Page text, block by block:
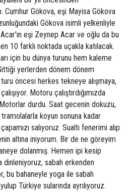
Cumhur Gökova, eşi Mayisa Gökova
Gökova isimli yelkenliyle
eşi Zeynep Acar ve oğlu da bu
10 farklı noktada uçakla katılacak.
için bu dünya turunu hem kaleme
yerlerden dönem dönem
öncesi herkes tekneye alışmaya,
Motoru çalıştırdığımızda
durdu. Saat gecenin dokuzu,
koyun sonuna kadar
salıyoruz. Sualtı fenerimi alıp
altına iniyorum. Bir de ne göreyim
dolanmış. Hemen ipi kesip
sabah erkenden
bu bahaneyle yoga ile sabah
Türkiye sularında ayrılıyoruz.